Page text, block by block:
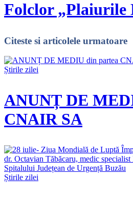
Folclor „Plaiurile
Citeste si articolele urmatoare
Știrile zilei
ANUNȚ DE
CNAIR SA
Știrile zilei